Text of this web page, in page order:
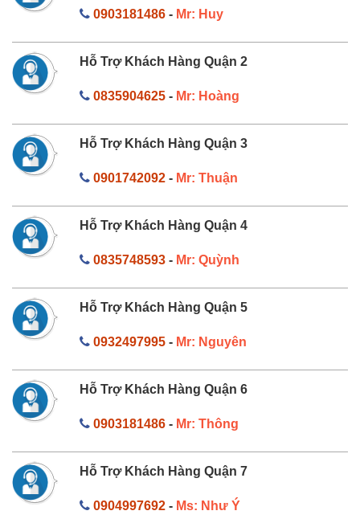
0903181486- Mr: Huy
Hỗ Trợ Khách Hàng Quận 2
0835904625- Mr: Hoàng
Hỗ Trợ Khách Hàng Quận 3
0901742092- Mr: Thuận
Hỗ Trợ Khách Hàng Quận 4
0835748593- Mr: Quỳnh
Hỗ Trợ Khách Hàng Quận 5
0932497995- Mr: Nguyên
Hỗ Trợ Khách Hàng Quận 6
0903181486- Mr: Thông
Hỗ Trợ Khách Hàng Quận 7
0904997692- Ms: Như Ý